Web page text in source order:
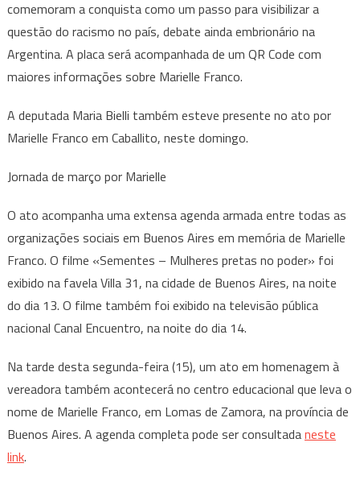
comemoram a conquista como um passo para visibilizar a
questão do racismo no país, debate ainda embrionário na
Argentina. A placa será acompanhada de um QR Code com
maiores informações sobre Marielle Franco.
A deputada Maria Bielli também esteve presente no ato por
Marielle Franco em Caballito, neste domingo.
Jornada de março por Marielle
O ato acompanha uma extensa agenda armada entre todas as
organizações sociais em Buenos Aires em memória de Marielle
Franco. O filme «Sementes – Mulheres pretas no poder» foi
exibido na favela Villa 31, na cidade de Buenos Aires, na noite
do dia 13. O filme também foi exibido na televisão pública
nacional Canal Encuentro, na noite do dia 14.
Na tarde desta segunda-feira (15), um ato em homenagem à
vereadora também acontecerá no centro educacional que leva o
nome de Marielle Franco, em Lomas de Zamora, na província de
Buenos Aires. A agenda completa pode ser consultadaneste
link.